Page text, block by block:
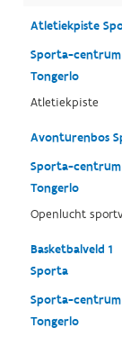
Atletiekpiste
Sporta-centrum
Tongerlo
Atletiekpiste
Avonturenbos
Sporta-centrum
Tongerlo
Openlucht
Basketbalveld 1
Sporta
Sporta-centrum
Tongerlo